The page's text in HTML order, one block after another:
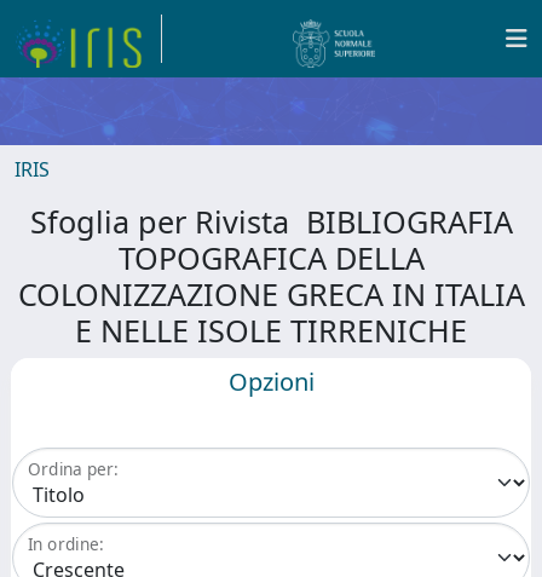
IRIS
Sfoglia per Rivista BIBLIOGRAFIA
TOPOGRAFICA DELLA
COLONIZZAZIONE GRECA IN ITALIA
E NELLE ISOLE TIRRENICHE
Opzioni
Ordina per:
In ordine: